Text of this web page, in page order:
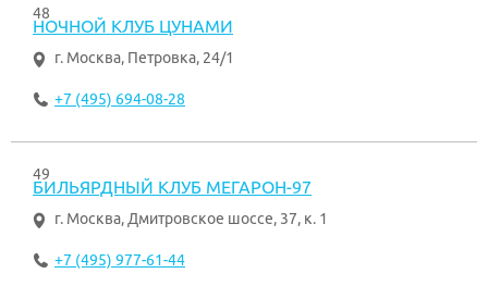
48
НОЧНОЙ КЛУБ ЦУНАМИ
г. Москва, Петровка, 24/1
+7 (495) 694-08-28
49
БИЛЬЯРДНЫЙ КЛУБ МЕГАРОН-97
г. Москва, Дмитровское шоссе, 37, к. 1
+7 (495) 977-61-44